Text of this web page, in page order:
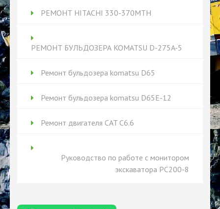
РЕМОНТ HITACHI 330-370MTH
РЕМОНТ БУЛЬДОЗЕРА KOMATSU D-275A-5
Ремонт бульдозера komatsu D65
Ремонт бульдозера komatsu D65Е-12
Ремонт двигателя CAT C6.6
Руководство по работе с монитором
экскаватора PC200-8